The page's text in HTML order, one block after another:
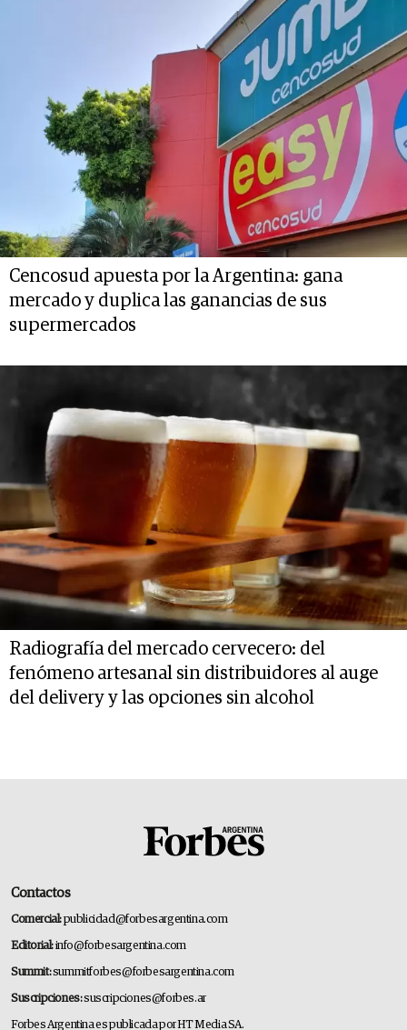
Cencosud apuesta por la Argentina: gana
mercado y duplica las ganancias de sus
supermercados
Radiografía del mercado cervecero: del
fenómeno artesanal sin distribuidores al auge
del delivery y las opciones sin alcohol
Contactos
Comercial:publicidad@forbesargentina.com
Editorial:info@forbesargentina.com
Summit:summitforbes@forbesargentina.com
Suscripciones:suscripciones@forbes.ar
Forbes Argentina es publicada por HT Media SA.